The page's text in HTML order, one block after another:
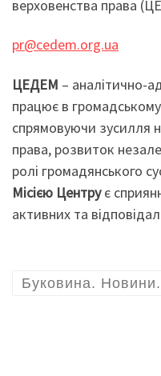
верховенства права
pr@cedem.org.ua
ЦЕДЕМ – аналітично-
працює в громадському
спрямовуючи зусилля
права, розвиток
ролі громадянського
Місією Центрує
активних та
Буковина. Новини.